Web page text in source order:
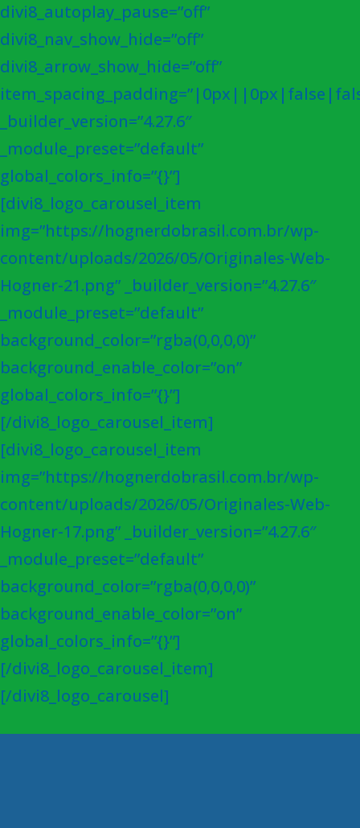
divi8_autoplay_pause=”off”
divi8_nav_show_hide=”off”
divi8_arrow_show_hide=”off”
_builder_version=”4.27.6″
_module_preset=”default”
global_colors_info=”{}”]
[divi8_logo_carousel_item
img=”https://hognerdobrasil.com.br/wp-
content/uploads/2026/05/Originales-Web-
Hogner-21.png” _builder_version=”4.27.6″
_module_preset=”default”
background_color=”rgba(0,0,0,0)”
background_enable_color=”on”
global_colors_info=”{}”]
[/divi8_logo_carousel_item]
[divi8_logo_carousel_item
img=”https://hognerdobrasil.com.br/wp-
content/uploads/2026/05/Originales-Web-
Hogner-17.png” _builder_version=”4.27.6″
_module_preset=”default”
background_color=”rgba(0,0,0,0)”
background_enable_color=”on”
global_colors_info=”{}”]
[/divi8_logo_carousel_item]
[/divi8_logo_carousel]